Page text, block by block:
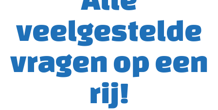
veelgestelde
vragen op een
rij!